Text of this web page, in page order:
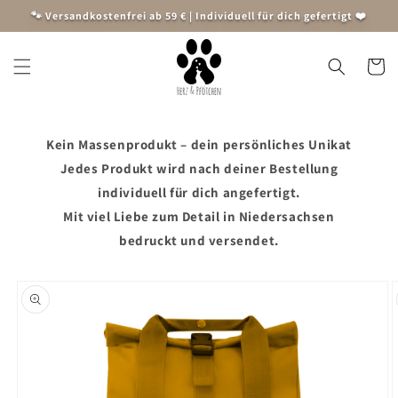
zum
Inhalt
🐾 Versandkostenfrei ab 59 € | Individuell für dich gefertigt ❤️
Kein Massenprodukt – dein persönliches Unikat
Jedes Produkt wird nach deiner Bestellung
individuell für dich angefertigt.
Mit viel Liebe zum Detail in Niedersachsen
bedruckt und versendet.